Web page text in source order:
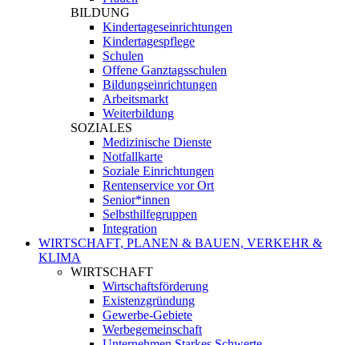
BILDUNG
Kindertageseinrichtungen
Kindertagespflege
Schulen
Offene Ganztagsschulen
Bildungseinrichtungen
Arbeitsmarkt
Weiterbildung
SOZIALES
Medizinische Dienste
Notfallkarte
Soziale Einrichtungen
Rentenservice vor Ort
Senior*innen
Selbsthilfegruppen
Integration
WIRTSCHAFT, PLANEN & BAUEN, VERKEHR &
KLIMA
WIRTSCHAFT
Wirtschaftsförderung
Existenzgründung
Gewerbe-Gebiete
Werbegemeinschaft